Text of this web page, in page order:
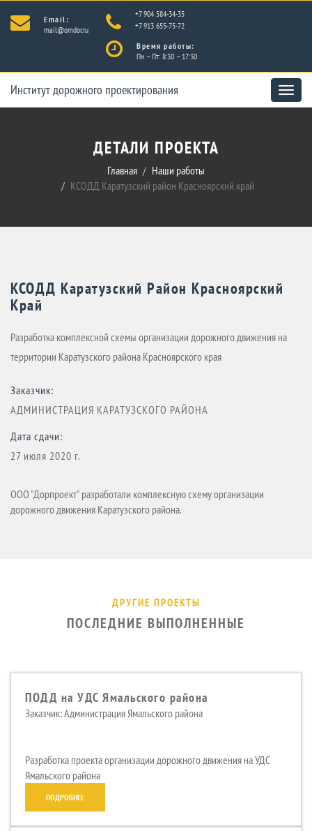
Email:
mail@omdor.ru
+7 904 584-34-35
+7 913 655-75-72
Время работы:
Пн – Пт: 8:30 – 17:30
Toggle
Институт дорожного проектирования
ДЕТАЛИ ПРОЕКТА
Главная
Наши работы
КСОДД Каратузский район Красноярский край
КСОДД Каратузский Район Красноярский
Край
Разработка комплексной схемы организации дорожного движения на
территории Каратузского района Красноярского края
Заказчик:
АДМИНИСТРАЦИЯ КАРАТУЗСКОГО РАЙОНА
Дата сдачи:
27 июля 2020 г.
ООО "Дорпроект" разработали комплексную схему организации
дорожного движения Каратузского района.
ДРУГИЕ ПРОЕКТЫ
ПОСЛЕДНИЕ ВЫПОЛНЕННЫЕ
ПОДД на УДС Ямальского района
Заказчик: Администрация Ямальского района
Разработка проекта организации дорожного движения на УДС
Ямальского района
ПОДРОБНЕЕ